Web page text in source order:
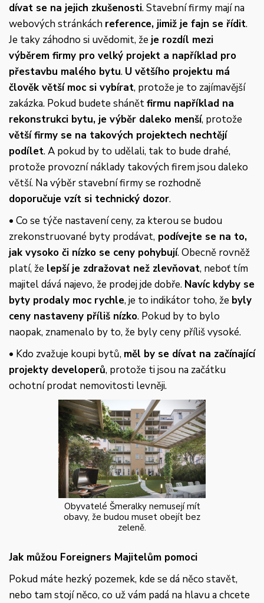
dívat se na jejich zkušenosti. Stavební firmy mají na
webových stránkách reference, jimiž je fajn se řídit.
Je taky záhodno si uvědomit, že je rozdíl mezi
výběrem firmy pro velký projekt a například pro
přestavbu malého bytu. U většího projektu má
člověk větší moc si vybírat, protože je to zajímavější
zakázka. Pokud budete shánětfirmu například na
rekonstrukci bytu, je výběr daleko menší, protože
větší firmy se na takových projektech nechtějí
podílet. A pokud by to udělali, tak to bude drahé,
protože provozní náklady takových firem jsou daleko
větší. Na výběr stavební firmy se rozhodně
doporučuje vzít si technický dozor.
• Co se týče nastavení ceny, za kterou se budou
zrekonstruované byty prodávat, podívejte se na to,
jak vysoko či nízko se ceny pohybují. Obecně rovněž
platí, že lepší je zdražovat než zlevňovat, neboť tím
majitel dává najevo, že prodej jde dobře. Navíc kdyby se
byty prodaly moc rychle, je to indikátor toho, že byly
ceny nastaveny příliš nízko. Pokud by to bylo
naopak, znamenalo by to, že byly ceny příliš vysoké.
• Kdo zvažuje koupi bytů, měl by se dívat na začínající
projekty developerů, protože ti jsou na začátku
ochotní prodat nemovitosti levněji.
Obyvatelé Šmeralky nemusejí mít
obavy, že budou muset obejít bez
zeleně.
Jak můžou Foreigners Majitelům pomoci
Pokud máte hezký pozemek, kde se dá něco stavět,
nebo tam stojí něco, co už vám padá na hlavu a chcete